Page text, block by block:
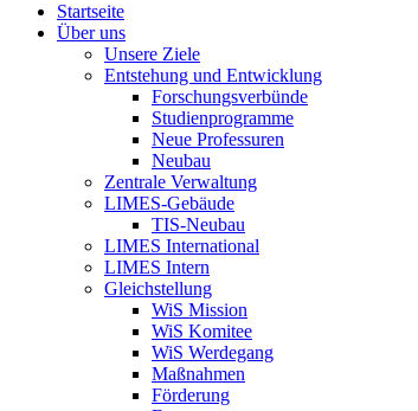
Startseite
Über uns
Unsere Ziele
Entstehung und Entwicklung
Forschungsverbünde
Studienprogramme
Neue Professuren
Neubau
Zentrale Verwaltung
LIMES-Gebäude
TIS-Neubau
LIMES International
LIMES Intern
Gleichstellung
WiS Mission
WiS Komitee
WiS Werdegang
Maßnahmen
Förderung